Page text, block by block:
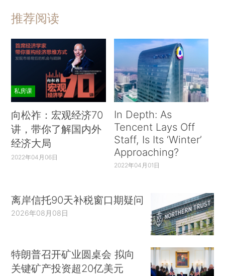
推荐阅读
私房课
向松祚：宏观经济70
讲，带你了解国内外
经济大局
2022年04月06日
In Depth: As
Tencent Lays Off
Staff, Is Its ‘Winter’
Approaching?
2022年04月01日
离岸信托90天补税窗口期疑问
2026年08月08日
特朗普召开矿业圆桌会 拟向
关键矿产投资超20亿美元